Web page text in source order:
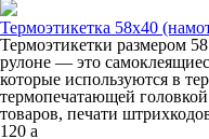
Термоэтикетка 58х40
Термоэтикетки размером
рулоне — это
которые используются в
термопечатающей
товаров, печати
120 a